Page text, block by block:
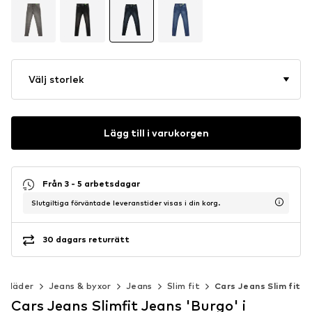
Välj storlek
Lägg till i varukorgen
Från 3 - 5 arbetsdagar
Slutgiltiga förväntade leveranstider visas i din korg.
30 dagars returrätt
Kläder Jeans & byxor Jeans Slim fit Cars Jeans Slim fit
Cars Jeans Slimfit Jeans 'Burgo' i